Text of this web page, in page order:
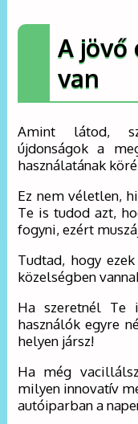
A jövő
van
Amint látod,
újdonságok a
használatának
Ez nem véletlen,
Te is tudod azt,
fogyni, ezért
Tudtad, hogy
közelségben
Ha szeretnél Te
használók egyre
helyen jársz!
Ha még
milyen innovatív
autóiparban a